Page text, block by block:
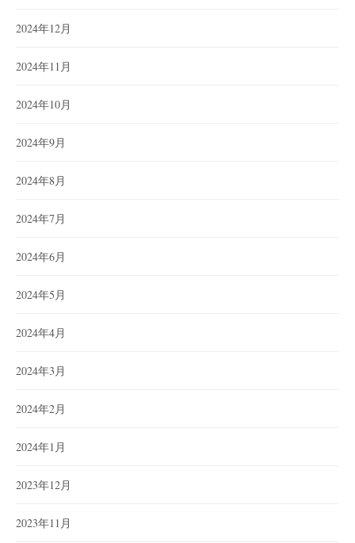
2024年12月
2024年11月
2024年10月
2024年9月
2024年8月
2024年7月
2024年6月
2024年5月
2024年4月
2024年3月
2024年2月
2024年1月
2023年12月
2023年11月